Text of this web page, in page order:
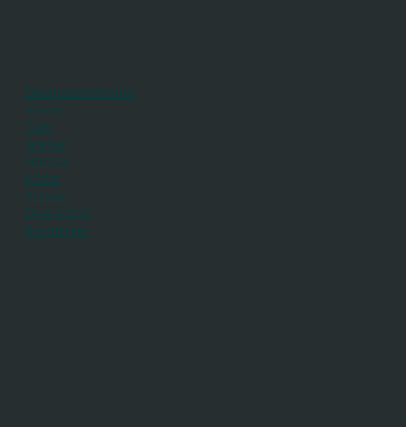
Databasestatistikk
Steder
Trær
Grener
Notater
Kilder
Arkiver
DNA tester
Bokmerker